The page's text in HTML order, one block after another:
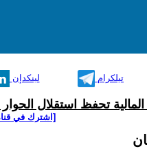
لينكدإن تيلكرام
تحفظ استقلال
[اشترك في